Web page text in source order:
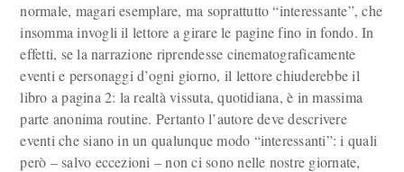
normale, magari esemplare, ma soprattutto “interessante”, che
insomma invogli il lettore a girare le pagine fino in fondo. In
effetti, se la narrazione riprendesse cinematograficamente
eventi e personaggi d’ogni giorno, il lettore chiuderebbe il
libro a pagina 2: la realtà vissuta, quotidiana, è in massima
parte anonima routine. Pertanto l’autore deve descrivere
eventi che siano in un qualunque modo “interessanti”: i quali
però – salvo eccezioni – non ci sono nelle nostre giornate,